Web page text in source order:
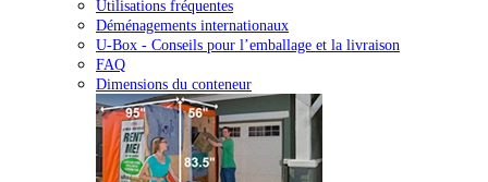
Utilisations fréquentes
Déménagements internationaux
U-Box - Conseils pour l’emballage et la livraison
FAQ
Dimensions du conteneur